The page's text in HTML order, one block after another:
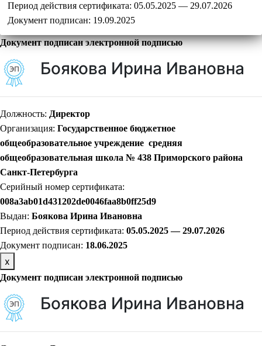
Период действия сертификата: 05.05.2025 — 29.07.2026
Документ подписан: 19.09.2025
Документ подписан электронной подписью
Боякова Ирина Ивановна
Должность: Директор
Организация: Государственное бюджетное
общеобразовательное учреждение средняя
общеобразовательная школа № 438 Приморского района
Санкт-Петербурга
Серийный номер сертификата:
008a3ab01d431202de0046faa8b0ff25d9
Выдан: Боякова Ирина Ивановна
Период действия сертификата: 05.05.2025 — 29.07.2026
Документ подписан: 18.06.2025
х
Документ подписан электронной подписью
Боякова Ирина Ивановна